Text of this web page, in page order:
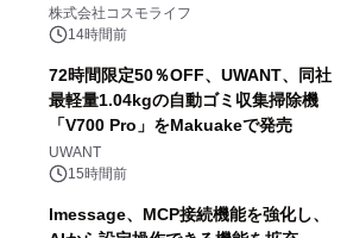
ャンペーンを実施
株式会社コスモライフ
14時間前
72時間限定50％OFF、UWANT、同社
最軽量1.04kgの自動ゴミ収集掃除機
「V700 Pro」をMakuakeで発売
UWANT
15時間前
lmessage、MCP接続機能を強化し、